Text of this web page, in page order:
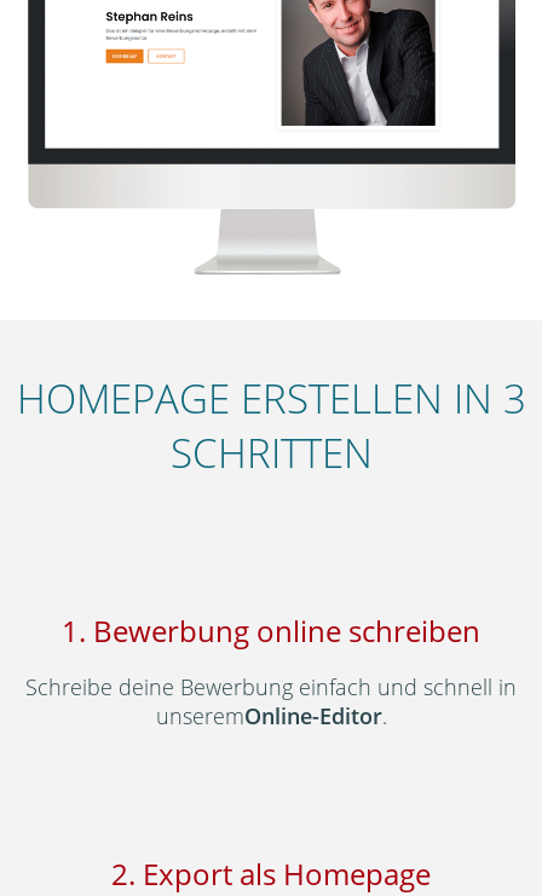
HOMEPAGE ERSTELLEN IN 3
SCHRITTEN
1. Bewerbung online schreiben
Schreibe deine Bewerbung einfach und schnell in
unseremOnline-Editor.
2. Export als Homepage